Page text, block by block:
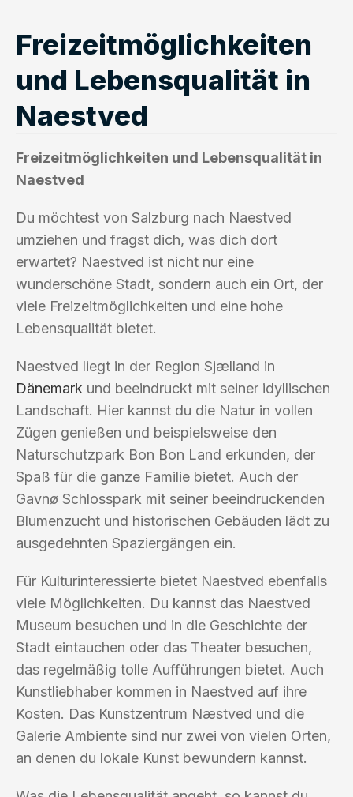
Freizeitmöglichkeiten
und Lebensqualität in
Naestved
Freizeitmöglichkeiten und Lebensqualität in
Naestved
Du möchtest von Salzburg nach Naestved
umziehen und fragst dich, was dich dort
erwartet? Naestved ist nicht nur eine
wunderschöne Stadt, sondern auch ein Ort, der
viele Freizeitmöglichkeiten und eine hohe
Lebensqualität bietet.
Naestved liegt in der Region Sjælland in
Dänemark und beeindruckt mit seiner idyllischen
Landschaft. Hier kannst du die Natur in vollen
Zügen genießen und beispielsweise den
Naturschutzpark Bon Bon Land erkunden, der
Spaß für die ganze Familie bietet. Auch der
Gavnø Schlosspark mit seiner beeindruckenden
Blumenzucht und historischen Gebäuden lädt zu
ausgedehnten Spaziergängen ein.
Für Kulturinteressierte bietet Naestved ebenfalls
viele Möglichkeiten. Du kannst das Naestved
Museum besuchen und in die Geschichte der
Stadt eintauchen oder das Theater besuchen,
das regelmäßig tolle Aufführungen bietet. Auch
Kunstliebhaber kommen in Naestved auf ihre
Kosten. Das Kunstzentrum Næstved und die
Galerie Ambiente sind nur zwei von vielen Orten,
an denen du lokale Kunst bewundern kannst.